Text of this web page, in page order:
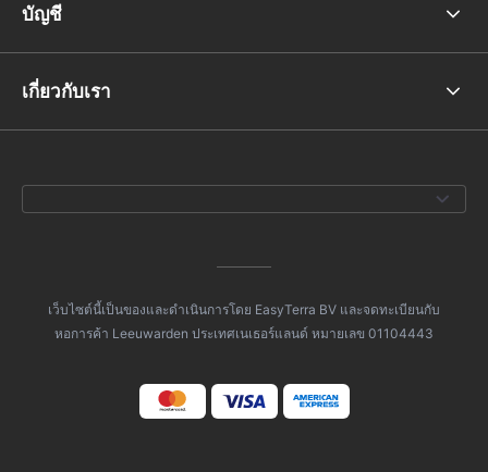
บัญชี
เกี่ยวกับเรา
เว็บไซต์นี้เป็นของและดำเนินการโดย EasyTerra BV และจดทะเบียนกับ
หอการค้า Leeuwarden ประเทศเนเธอร์แลนด์ หมายเลข 01104443